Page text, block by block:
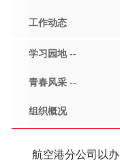
工作动态
学习园地 --
青春风采 --
组织概况
航空港分公司以